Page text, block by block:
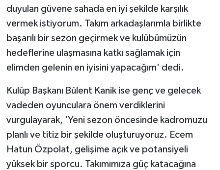
duyulan güvene sahada en iyi şekilde karşılık
vermek istiyorum. Takım arkadaşlarımla birlikte
başarılı bir sezon geçirmek ve kulübümüzün
hedeflerine ulaşmasına katkı sağlamak için
elimden gelenin en iyisini yapacağım' dedi.
Kulüp Başkanı Bülent Kanik ise genç ve gelecek
vadeden oyunculara önem verdiklerini
vurgulayarak, 'Yeni sezon öncesinde kadromuzu
planlı ve titiz bir şekilde oluşturuyoruz. Ecem
Hatun Özpolat, gelişime açık ve potansiyeli
yüksek bir sporcu. Takımımıza güç katacağına